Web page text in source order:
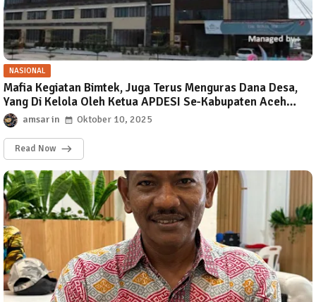
NASIONAL
Mafia Kegiatan Bimtek, Juga Terus Menguras Dana Desa,
Yang Di Kelola Oleh Ketua APDESI Se-Kabupaten Aceh
Timur.amsar Oktober 10, 2025
Read Now